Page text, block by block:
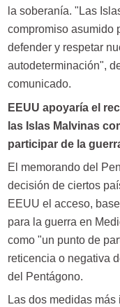
la soberanía. "Las
compromiso asumido
defender y respetar
autodeterminación",
comunicado.
EEUU apoyaría el
las Islas Malvinas
participar de la
El memorando del
decisión de ciertos
EEUU el acceso,
para la guerra en
como "un punto de
reticencia o negativa
del Pentágono.
Las dos medidas